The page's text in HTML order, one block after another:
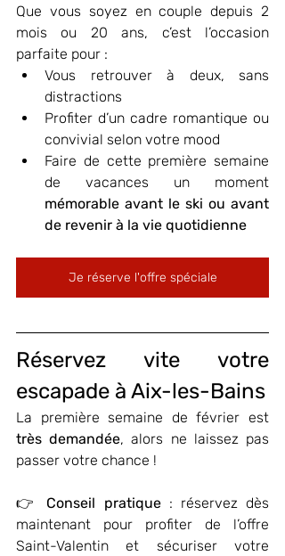
Que vous soyez en couple depuis 2
mois ou 20 ans, c’est l’occasion
parfaite pour :
Vous retrouver à deux, sans
distractions
Profiter d’un cadre romantique ou
convivial selon votre mood
Faire de cette première semaine
mémorable avant le ski ou avant
de revenir à la vie quotidienne
Je réserve l'offre spéciale
Réservez vite votre
escapade à Aix-les-Bains
très demandée, alors ne laissez pas
passer votre chance !
👉 Conseil pratique : réservez dès
maintenant pour profiter de l’offre
Saint-Valentin et sécuriser votre